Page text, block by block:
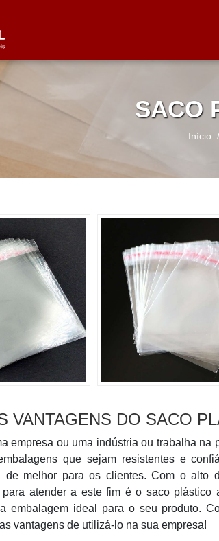
SACO
Início
VANTAGENS DO SACO
empresa ou uma indústria ou trabalha
que sejam resistentes e
melhor para os clientes. Com o alto
atender a este fim é o saco plástico
embalagem ideal para o seu produto.
vantagens de utilizá-lo na sua empresa!